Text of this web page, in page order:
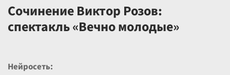
Цены
Сочинение Виктор Розов:
спектакль «Вечно молодые»
Нейросеть: